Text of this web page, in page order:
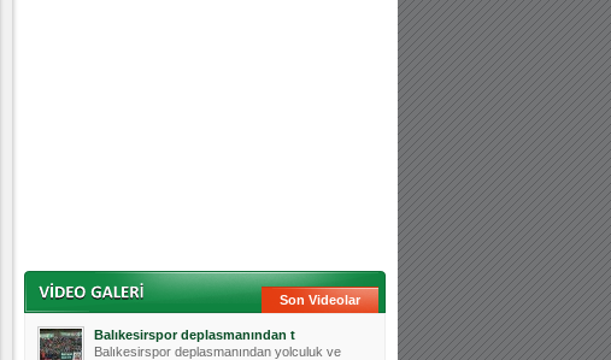
Son Videolar
Balıkesirspor deplasmanından t
Balıkesirspor deplasmanından yolculuk ve